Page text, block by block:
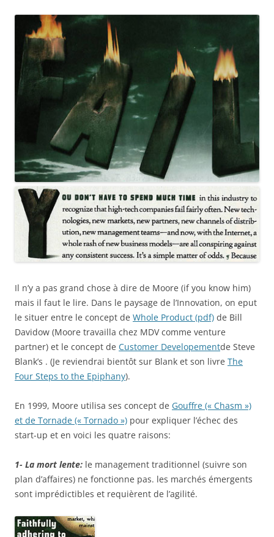
Il n’y a pas grand chose à dire de Moore (if you know him)
mais il faut le lire. Dans le paysage de l’Innovation, on eput
le situer entre le concept de Whole Product (pdf) de Bill
Davidow (Moore travailla chez MDV comme venture
partner) et le concept de Customer Developementde Steve
Blank’s . (Je reviendrai bientôt sur Blank et son livre The
Four Steps to the Epiphany).
En 1999, Moore utilisa ses concept de Gouffre (« Chasm »)
et de Tornade (« Tornado ») pour expliquer l’échec des
start-up et en voici les quatre raisons:
1- La mort lente: le management traditionnel (suivre son
plan d’affaires) ne fonctionne pas. les marchés émergents
sont imprédictibles et requièrent de l’agilité.